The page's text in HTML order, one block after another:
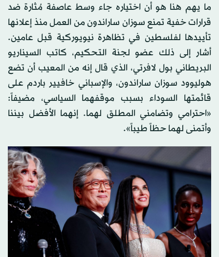
ما يهم هنا هو أن اختياره جاء وسط عاصفة مُثارة ضد
قرارات خفية تمنع سوزان ساراندون من العمل منذ إعلانها
تأييدها لفلسطين في تظاهرة نيويوركية قبل عامين.
أشار إلى ذلك عضو لجنة التحكيم، كاتب السيناريو
البريطاني بول لافرتي، الذي قال إنه من المعيب أن تضع
هوليوود سوزان ساراندون، والإسباني خافيير باردم على
قائمتها السوداء بسبب موقفهما السياسي، مضيفاً:
«احترامي وتضامني المطلق لهما. إنهما الأفضل بيننا
وأتمنى لهما حظاً طيباً».